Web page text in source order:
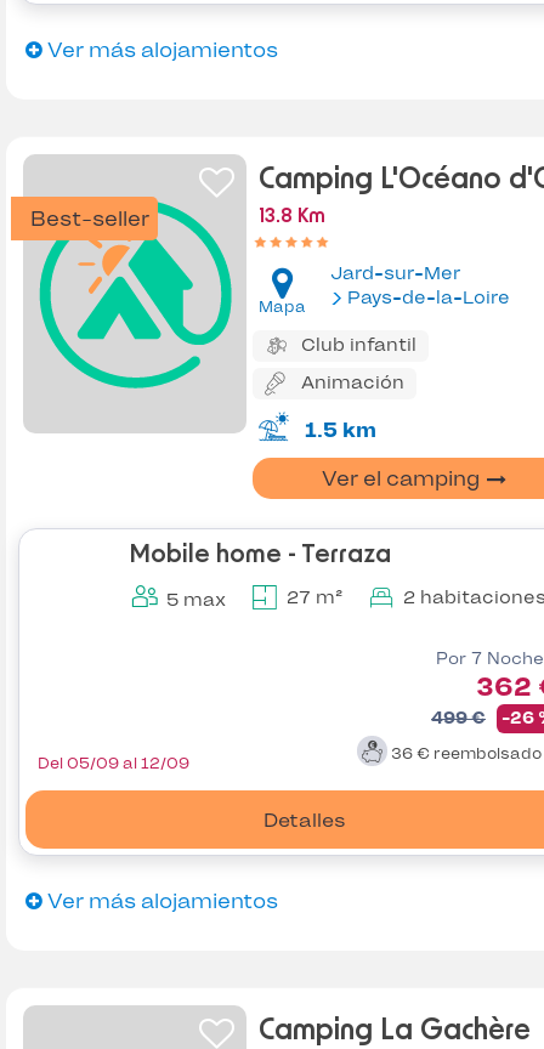
Ver más alojamientos
Best-seller
Camping L'Océano
13.8 Km
Mapa
Jard-sur-Mer
Pays-de-la-Loire
Club infantil
Animación
1.5 km
Ver el camping
Mobile home - Terraza
5 max 27 m² 2
Por 7
362
499 € -26
36 € reembolsado
Detalles
Del 05/09 al 12/09
Ver más alojamientos
Camping La Gachère